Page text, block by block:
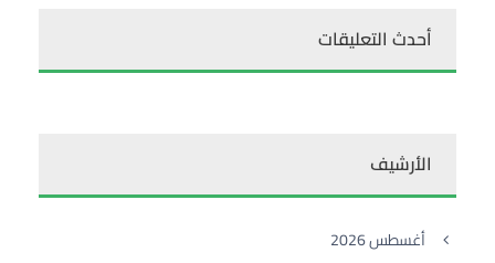
أحدث التعليقات
الأرشيف
أغسطس 2026